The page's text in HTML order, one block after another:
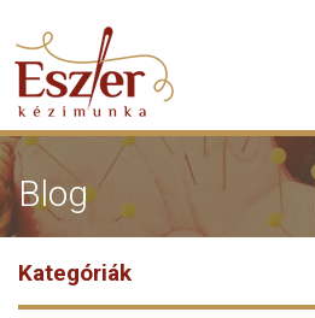
Blog
Kategóriák